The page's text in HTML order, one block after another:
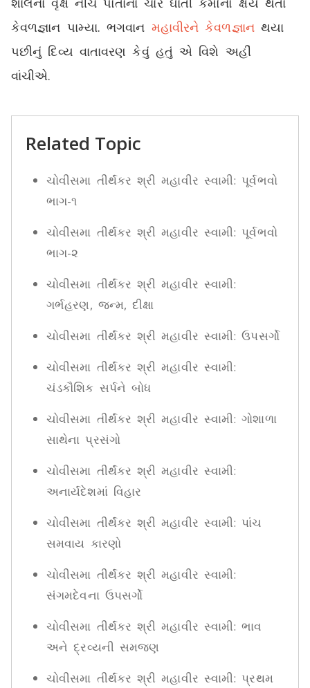
કેવળજ્ઞાન પામ્યા. ભગવાન મહાવીરને કેવળજ્ઞાનથયા
પછીનું દિવ્ય વાતાવરણ કેવું હતું એ વિશે અહીં
વાંચીએ.
Related Topic
ચોવીસમા તીર્થંકર શ્રી મહાવીર સ્વામી: પૂર્વભવો
ભાગ-૧
ચોવીસમા તીર્થંકર શ્રી મહાવીર સ્વામી: પૂર્વભવો
ભાગ-૨
ચોવીસમા તીર્થંકર શ્રી મહાવીર સ્વામી:
ગર્ભહરણ, જન્મ, દીક્ષા
ચોવીસમા તીર્થંકર શ્રી મહાવીર સ્વામી: ઉપસર્ગો
ચોવીસમા તીર્થંકર શ્રી મહાવીર સ્વામી:
ચંડકૌશિક સર્પને બોધ
ચોવીસમા તીર્થંકર શ્રી મહાવીર સ્વામી: ગોશાળા
સાથેના પ્રસંગો
ચોવીસમા તીર્થંકર શ્રી મહાવીર સ્વામી:
અનાર્યદેશમાં વિહાર
ચોવીસમા તીર્થંકર શ્રી મહાવીર સ્વામી: પાંચ
સમવાય કારણો
ચોવીસમા તીર્થંકર શ્રી મહાવીર સ્વામી:
સંગમદેવના ઉપસર્ગો
ચોવીસમા તીર્થંકર શ્રી મહાવીર સ્વામી: ભાવ
અને દ્રવ્યની સમજણ
ચોવીસમા તીર્થંકર શ્રી મહાવીર સ્વામી: પ્રથમ